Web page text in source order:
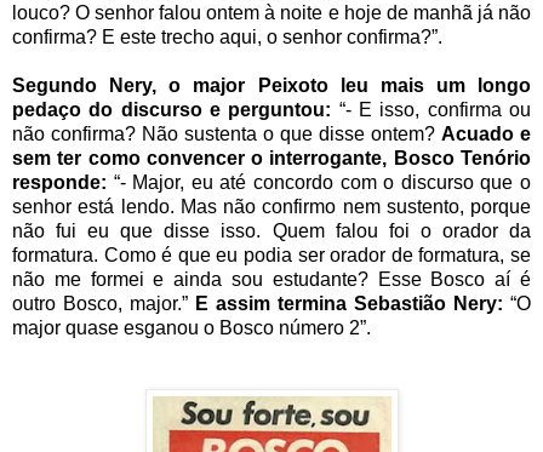
louco? O senhor falou ontem à noite e hoje de manhã já não
confirma? E este trecho aqui, o senhor confirma?”.
Segundo Nery, o major Peixoto leu mais um longo
pedaço do discurso e perguntou: “- E isso, confirma ou
não confirma? Não sustenta o que disse ontem? Acuado e
sem ter como convencer o interrogante, Bosco Tenório
responde: “- Major, eu até concordo com o discurso que o
senhor está lendo. Mas não confirmo nem sustento, porque
não fui eu que disse isso. Quem falou foi o orador da
formatura. Como é que eu podia ser orador de formatura, se
não me formei e ainda sou estudante? Esse Bosco aí é
outro Bosco, major.” E assim termina Sebastião Nery: “O
major quase esganou o Bosco número 2”.